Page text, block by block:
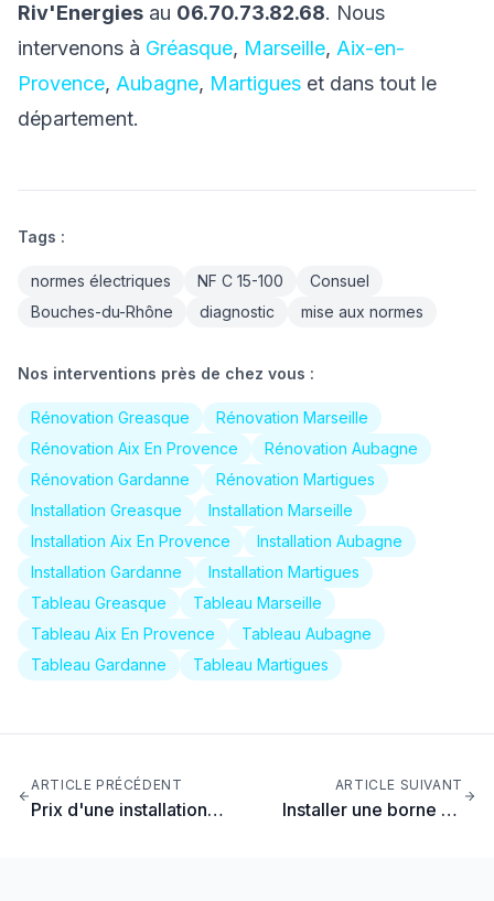
Riv'Energies au 06.70.73.82.68. Nous
intervenons à Gréasque, Marseille, Aix-en-
Provence, Aubagne, Martigues et dans tout le
département.
Tags :
normes électriques NF C 15-100
Consuel
Bouches-du-Rhône
diagnostic mise aux normes
Nos interventions près de chez vous :
Rénovation Greasque
Rénovation Marseille
Rénovation Aix En Provence
Rénovation Aubagne
Rénovation Gardanne
Rénovation Martigues
Installation Greasque
Installation Marseille
Installation Aix En Provence
Installation Aubagne
Installation Gardanne
Installation Martigues
Tableau Greasque
Tableau Marseille
Tableau Aix En Provence
Tableau Aubagne
Tableau Gardanne
Tableau Martigues
ARTICLE PRÉCÉDENT
Prix d'une installation
ARTICLE SUIVANT
Installer une borne de